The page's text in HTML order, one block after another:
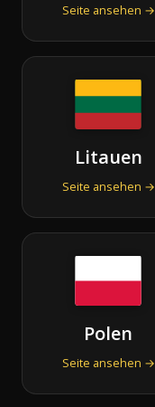
Seite ansehen →
Litauen
Seite ansehen →
Polen
Seite ansehen →